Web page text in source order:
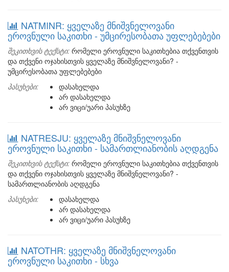
NATMINR: ყველაზე მნიშვნელოვანი
ეროვნული საკითხი - უმცირესობათა უფლებებები
შეკითხვის ტექსტი: რომელი ეროვნული საკითხებია თქვენთვის
და თქვენი ოჯახისთვის ყველაზე მნიშვნელოვანი? -
უმცირესობათა უფლებებები
პასუხები:
დასახელდა
არ დასახელდა
არ ვიცი/უარი პასუხზე
NATRESJU: ყველაზე მნიშვნელოვანი
ეროვნული საკითხი - სამართლიანობის აღდგენა
შეკითხვის ტექსტი: რომელი ეროვნული საკითხებია თქვენთვის
და თქვენი ოჯახისთვის ყველაზე მნიშვნელოვანი? -
სამართლიანობის აღდგენა
პასუხები:
დასახელდა
არ დასახელდა
არ ვიცი/უარი პასუხზე
NATOTHR: ყველაზე მნიშვნელოვანი
ეროვნული საკითხი - სხვა